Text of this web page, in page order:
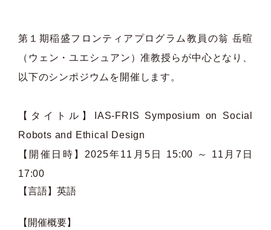
第１期稲盛フロンティアプログラム教員の翁 岳暄
（ウェン・ユエシュアン）准教授らが中心となり、
以下のシンポジウムを開催します。
【タイトル】IAS-FRIS Symposium on Social
Robots and Ethical Design
【開催日時】2025年11月5日 15:00 ～ 11月7日
17:00
【言語】英語
【開催概要】